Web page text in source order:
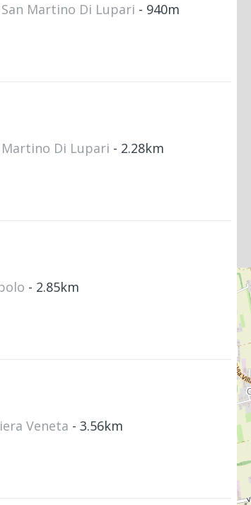
Martino Di Lupari - 940m
Martino Di Lupari - 2.28km
- 2.85km
Veneta - 3.56km